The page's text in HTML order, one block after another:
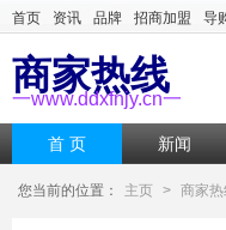
首页 资讯 品牌 招商加盟 导
商家热线
一www.ddxfnjy.cn一
首 页 新闻
您当前的位置： 主页 > 商家